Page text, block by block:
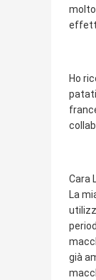
Ho
Cara
La
già